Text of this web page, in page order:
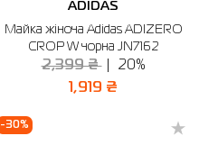
ADIDAS
Майка жіноча Adidas ADIZERO
CROP W чорна JN7162
2,399 ₴ 20%
1,919 ₴
-30%